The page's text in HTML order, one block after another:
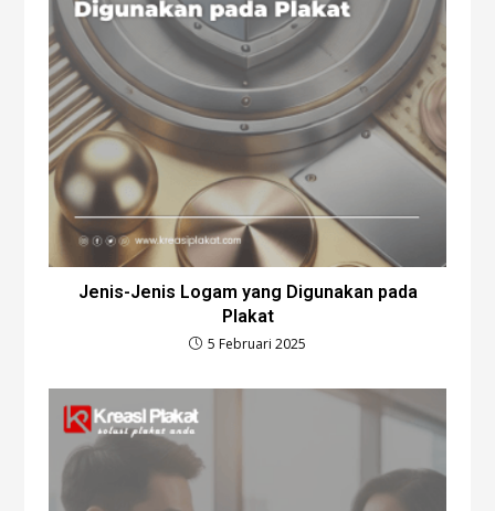
Jenis-Jenis Logam yang Digunakan pada
Plakat
5 Februari 2025